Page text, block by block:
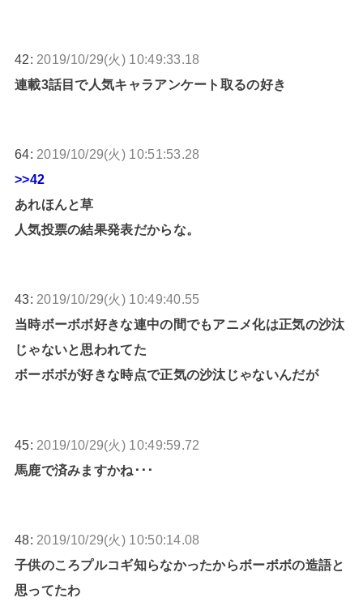
42: 2019/10/29(火) 10:49:33.18
連載3話目で人気キャラアンケート取るの好き
64: 2019/10/29(火) 10:51:53.28
>>42
あれほんと草
人気投票の結果発表だからな。
43: 2019/10/29(火) 10:49:40.55
当時ボーボボ好きな連中の間でもアニメ化は正気の沙汰
じゃないと思われてた
ボーボボが好きな時点で正気の沙汰じゃないんだが
45: 2019/10/29(火) 10:49:59.72
馬鹿で済みますかね･･･
48: 2019/10/29(火) 10:50:14.08
子供のころプルコギ知らなかったからボーボボの造語と
思ってたわ